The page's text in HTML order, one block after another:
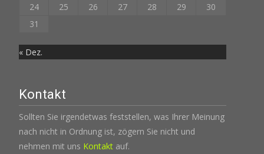
24
25 26 27 28 29
30
31
« Dez.
Kontakt
Sollten Sie irgendetwas feststellen, was Ihrer Meinung
nach nicht in Ordnung ist, zögern Sie nicht und
nehmen mit uns Kontakt auf.